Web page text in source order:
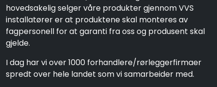
hovedsakelig selger våre produkter gjennom VVS
installatører er at produktene skal monteres av
fagpersonell for at garanti fra oss og produsent skal
gjelde.
I dag har vi over 1000 forhandlere/rørleggerfirmaer
spredt over hele landet som vi samarbeider med.